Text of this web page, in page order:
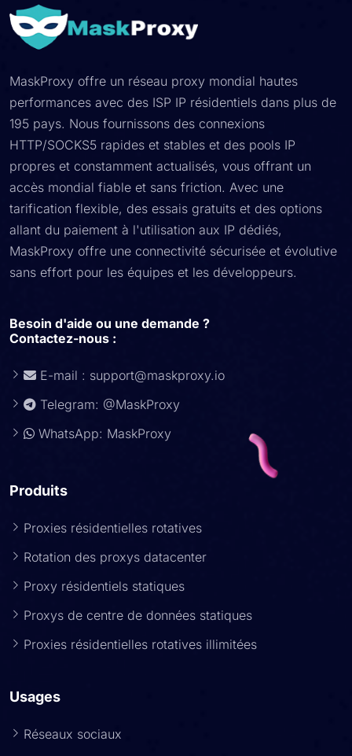
MaskProxy offre un réseau proxy mondial hautes
performances avec des ISP IP résidentiels dans plus de
195 pays. Nous fournissons des connexions
HTTP/SOCKS5 rapides et stables et des pools IP
propres et constamment actualisés, vous offrant un
accès mondial fiable et sans friction. Avec une
tarification flexible, des essais gratuits et des options
allant du paiement à l'utilisation aux IP dédiés,
MaskProxy offre une connectivité sécurisée et évolutive
sans effort pour les équipes et les développeurs.
Besoin d'aide ou une demande ?
Contactez-nous :
E-mail : support@maskproxy.io
Telegram: @MaskProxy
WhatsApp: MaskProxy
Produits
Proxies résidentielles rotatives
Rotation des proxys datacenter
Proxy résidentiels statiques
Proxys de centre de données statiques
Proxies résidentielles rotatives illimitées
Usages
Réseaux sociaux